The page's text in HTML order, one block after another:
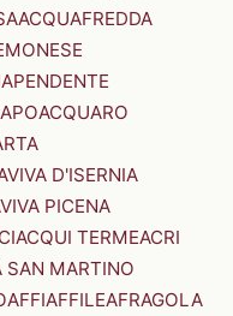
ACQUAFREDDA
ACQUARO
D'ISERNIA
PICENA
ACQUI TERMEACRI
SAN MARTINO
AFFIAFFILEAFRAGOLA